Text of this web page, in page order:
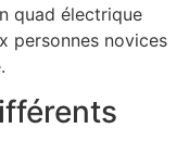
quad électrique
personnes novices